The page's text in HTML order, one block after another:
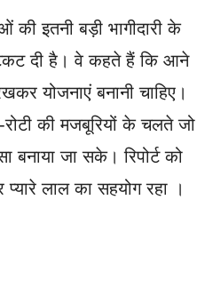
की इतनी बड़ी भागीदारी के
दी है। वे कहते हैं कि आने
योजनाएं बनानी चाहिए।
की मजबूरियों के चलते जो
बनाया जा सके। रिपोर्ट को
लाल का सहयोग रहा ।